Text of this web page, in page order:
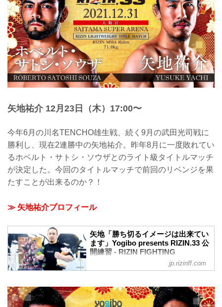
定したのはベテラン・扇久保博正。優勝
候補筆頭を囁かれる井上はどんな闘い方
で準決勝・決勝に挑むのか、注目が集ま
る。
公開練習では、1分間のシャドー、ミット
打ちを披露。その後、インタビューに応
じた。
井上直樹 公開練習風景
2021年12月13日（月）井上直樹 公開練習
8
矢地祐介 12月23日（木）17:00〜
今年6月の川名TENCHO雄生戦、続く9月の武田光司戦に
勝利し、現在2連勝中の矢地祐介。昨年8月に一度敗れてい
るホベルト・サトシ・ソウザとのライト級タイトルマッチ
が決定した。今回のタイトルマッチで前回のリベンジを果
たすことが出来るのか？！
≫ 矢地祐介プロフィール
矢地「勝ち切るイメージは出来てい
ます」Yogibo presents RIZIN.33 公
開練習 - RIZIN FIGHTING
FEDERATION オフィシャルサイト
習を公開した。
今年6月の川名TENCHO雄生戦、続く9月
jp.rizinff.com